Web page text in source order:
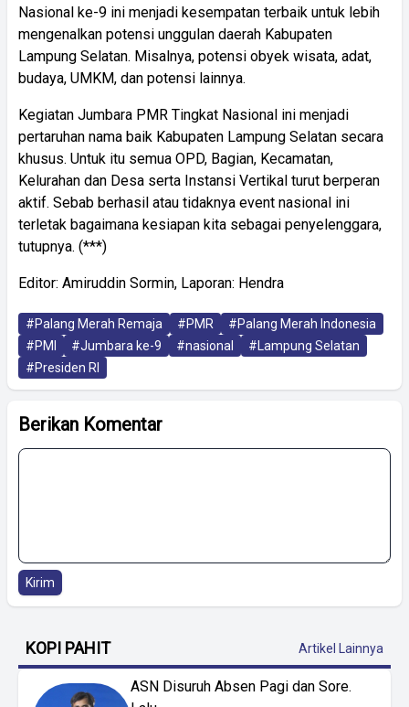
Nasional ke-9 ini menjadi kesempatan terbaik untuk lebih
mengenalkan potensi unggulan daerah Kabupaten
Lampung Selatan. Misalnya, potensi obyek wisata, adat,
budaya, UMKM, dan potensi lainnya.
Kegiatan Jumbara PMR Tingkat Nasional ini menjadi
pertaruhan nama baik Kabupaten Lampung Selatan secara
khusus. Untuk itu semua OPD, Bagian, Kecamatan,
Kelurahan dan Desa serta Instansi Vertikal turut berperan
aktif. Sebab berhasil atau tidaknya event nasional ini
terletak bagaimana kesiapan kita sebagai penyelenggara,
tutupnya. (***)
Editor: Amiruddin Sormin, Laporan: Hendra
#Palang Merah Remaja #PMR
#Palang Merah Indonesia
#PMI
#Jumbara ke-9 #nasional
#Lampung Selatan
#Presiden RI
Berikan Komentar
Kirim
KOPI PAHIT Artikel Lainnya
ASN Disuruh Absen Pagi dan Sore.